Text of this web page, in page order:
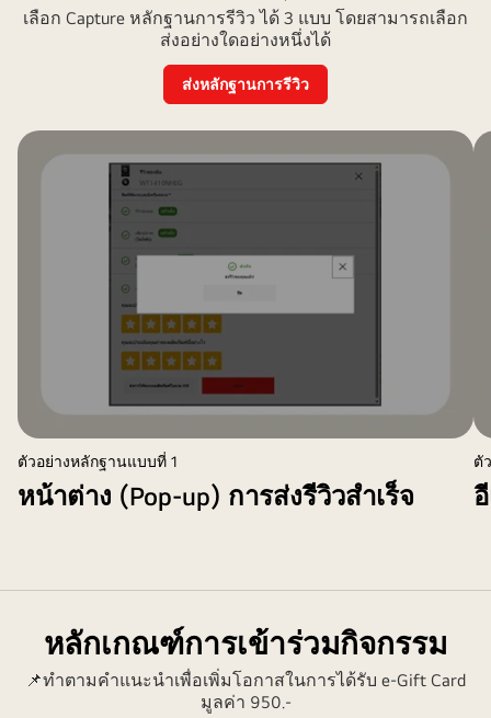
เลือก Capture หลักฐานการรีวิว ได้ 3 แบบ โดยสามารถเลือก
ส่งอย่างใดอย่างหนึ่งได้
ส่งหลักฐานการรีวิว
ตัวอย่างหลักฐานแบบที่ 1
หน้าต่าง (Pop-up) การส่งรีวิวสำเร็จ
ตั
หลักเกณฑ์การเข้าร่วมกิจกรรม
📌ทำตามคำแนะนำเพื่อเพิ่มโอกาสในการได้รับ e-Gift Card
มูลค่า 950.-